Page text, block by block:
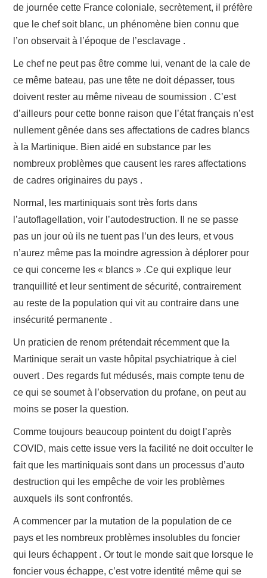
de journée cette France coloniale, secrètement, il préfère
que le chef soit blanc, un phénomène bien connu que
l’on observait à l’époque de l’esclavage .
Le chef ne peut pas être comme lui, venant de la cale de
ce même bateau, pas une tête ne doit dépasser, tous
doivent rester au même niveau de soumission . C’est
d’ailleurs pour cette bonne raison que l’état français n’est
nullement gênée dans ses affectations de cadres blancs
à la Martinique. Bien aidé en substance par les
nombreux problèmes que causent les rares affectations
de cadres originaires du pays .
Normal, les martiniquais sont très forts dans
l’autoflagellation, voir l’autodestruction. Il ne se passe
pas un jour où ils ne tuent pas l’un des leurs, et vous
n’aurez même pas la moindre agression à déplorer pour
ce qui concerne les « blancs » .Ce qui explique leur
tranquillité et leur sentiment de sécurité, contrairement
au reste de la population qui vit au contraire dans une
insécurité permanente .
Un praticien de renom prétendait récemment que la
Martinique serait un vaste hôpital psychiatrique à ciel
ouvert . Des regards fut médusés, mais compte tenu de
ce qui se soumet à l’observation du profane, on peut au
moins se poser la question.
Comme toujours beaucoup pointent du doigt l’après
COVID, mais cette issue vers la facilité ne doit occulter le
fait que les martiniquais sont dans un processus d’auto
destruction qui les empêche de voir les problèmes
auxquels ils sont confrontés.
A commencer par la mutation de la population de ce
pays et les nombreux problèmes insolubles du foncier
qui leurs échappent . Or tout le monde sait que lorsque le
foncier vous échappe, c’est votre identité même qui se